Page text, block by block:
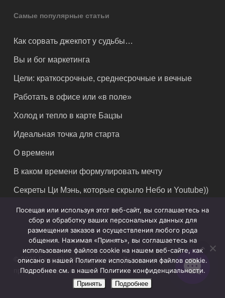
Самые популярные статьи
Как сорвать джекпот у судьбы…
Вы и бог маркетинга
Цели: краткосрочные, среднесрочные и вечные
Работать в офисе или «в поле»
Холод и тепло в карте Бацзы
Идеальная точка для старта
О времени
В каком времени формулировать мечту
Секреты Ци Мэнь, которые скрыло Небо и Youtube))
© 2026 Feng Shui Crazy Journey. Владимир Захаров. Все
права защищены.
Посещая или используя этот веб-сайт, вы соглашаетесь на
сбор и обработку ваших персональных данных для
размещения заказов и осуществления любого рода
общения. Нажимая «Принять», вы соглашаетесь на
использование файлов cookie на нашем веб-сайте, как
описано в нашей Политике использования файлов cookie.
Подробнее см. в нашей Политике конфиденциальности.
Принять Подробнее